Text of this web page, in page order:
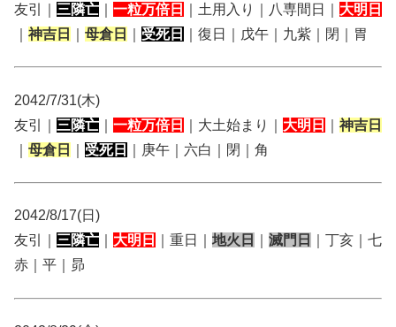
友引｜ 三隣亡 一粒万倍日 ｜土用入り｜八専間日｜ 大明日
神吉日 母倉日 受死日 ｜復日｜戊午｜九紫｜閉｜胃
2042/7/31(木)
友引｜ 三隣亡 一粒万倍日 ｜大土始まり｜ 大明日
神吉日
母倉日 受死日 ｜庚午｜六白｜閉｜角
2042/8/17(日)
友引｜ 三隣亡 大明日 ｜重日｜ 地火日 滅門日
｜丁亥｜七
赤｜平｜昴